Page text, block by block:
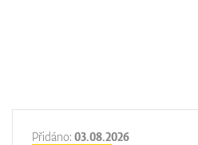
Přidáno: 03.08.2026